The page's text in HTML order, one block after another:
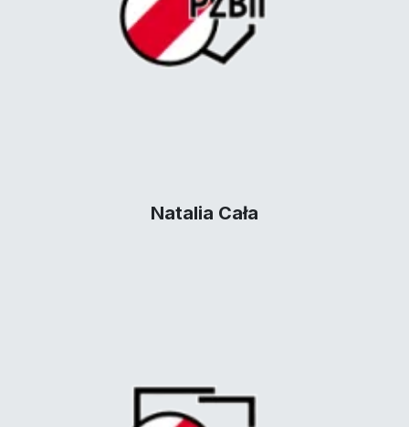
Natalia Cała